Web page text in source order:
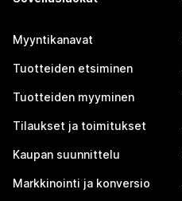
Myyntikanavat
Tuotteiden etsiminen
Tuotteiden myyminen
Tilaukset ja toimitukset
Kaupan suunnittelu
Markkinointi ja konversio